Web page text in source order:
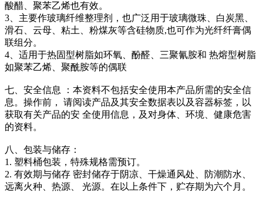
酸醋、聚苯乙烯也有效。
3、主要作玻璃纤维整理剂，也广泛用于玻璃微珠、白炭黑、
滑石、云母、粘土、粉煤灰等含硅物质,也可作为光纤纤膏偶
联组分。
4、适用于热固型树脂如环氧、酚醛、三聚氰胺和 热熔型树脂
如聚苯乙烯、聚酰胺等的偶联
七、安全信息 ：本资料不包括安全使用本产品所需的安全信
息。操作前， 请阅读产品及其安全数据表以及容器标签，以
获取有关产品的安 全使用信息，及对身体、环境、健康危害
的资料。
八、包装与储存：
1. 塑料桶包装，特殊规格需预订。
2. 有效期与储存 密封储存于阴凉、干燥通风处、防潮防水、
远离火种、热源、 光源。在以上条件下，贮存期为六个月。